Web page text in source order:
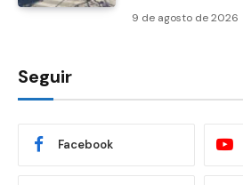
9 de agosto de 2026
Seguir
Facebook